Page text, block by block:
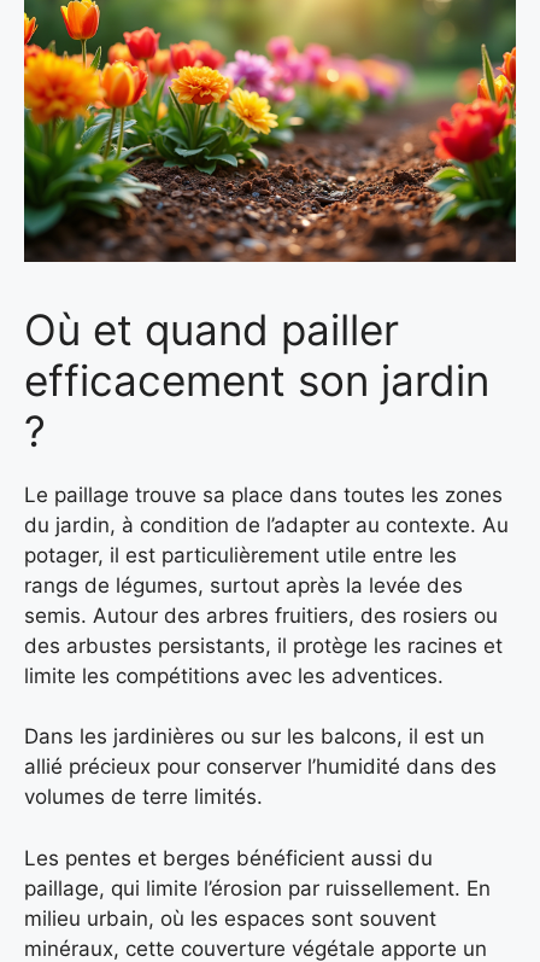
Où et quand pailler
efficacement son jardin
?
Le paillage trouve sa place dans toutes les zones
du jardin, à condition de l’adapter au contexte. Au
potager, il est particulièrement utile entre les
rangs de légumes, surtout après la levée des
semis. Autour des arbres fruitiers, des rosiers ou
des arbustes persistants, il protège les racines et
limite les compétitions avec les adventices.
Dans les jardinières ou sur les balcons, il est un
allié précieux pour conserver l’humidité dans des
volumes de terre limités.
Les pentes et berges bénéficient aussi du
paillage, qui limite l’érosion par ruissellement. En
milieu urbain, où les espaces sont souvent
minéraux, cette couverture végétale apporte un